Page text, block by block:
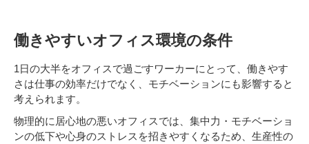
働きやすいオフィス環境の条件
1日の大半をオフィスで過ごすワーカーにとって、働きやす
さは仕事の効率だけでなく、モチベーションにも影響すると
考えられます。
物理的に居心地の悪いオフィスでは、集中力・モチベーショ
ンの低下や心身のストレスを招きやすくなるため、生産性の